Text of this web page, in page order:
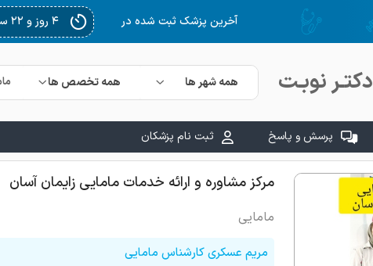
آخرین پزشک ثبت شده در
دکتـر نوبـت همه شهر ها همه تخصص ها
پرسش و پاسخ ثبت نام پزشکان
مرکز مشاوره و ارائه خدمات مامایی زایمان آسان
مامایی
مریم عسکری کارشناس مامایی